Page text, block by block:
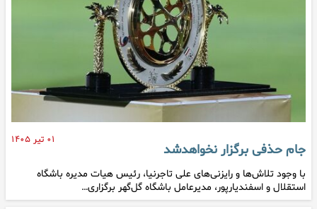
۰۱ تیر ۱۴۰۵
جام حذفی برگزار نخواهدشد
با وجود تلاش‌ها و رایزنی‌های علی تاجرنیا، رئیس هیات مدیره باشگاه
استقلال و اسفندیارپور، مدیرعامل باشگاه گل‌گهر برگزاری…